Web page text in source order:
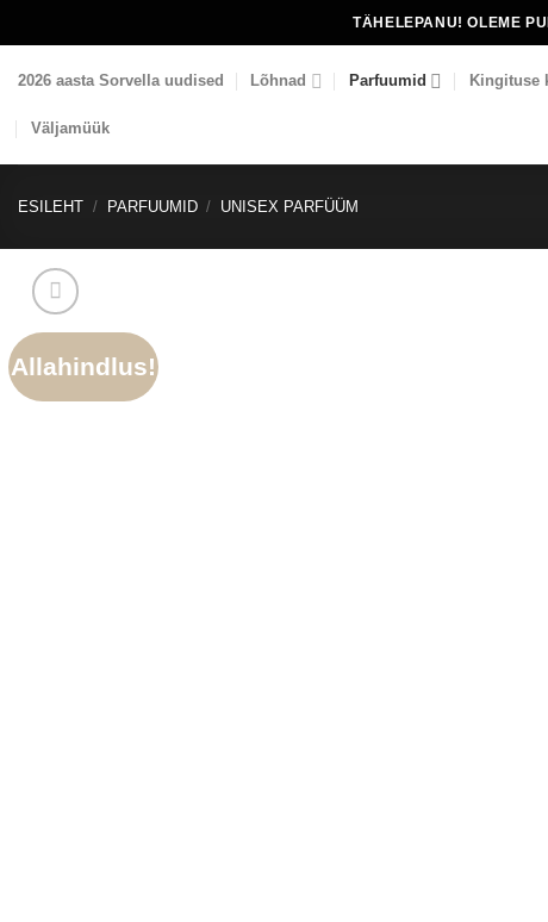
to
content
TÄHELEPANU! OLEME
2026 aasta Sorvella uudised Lõhnad Parfuumid Kingituse
Väljamüük
ESILEHT / PARFUUMID / UNISEX PARFÜÜM
Allahindlus!